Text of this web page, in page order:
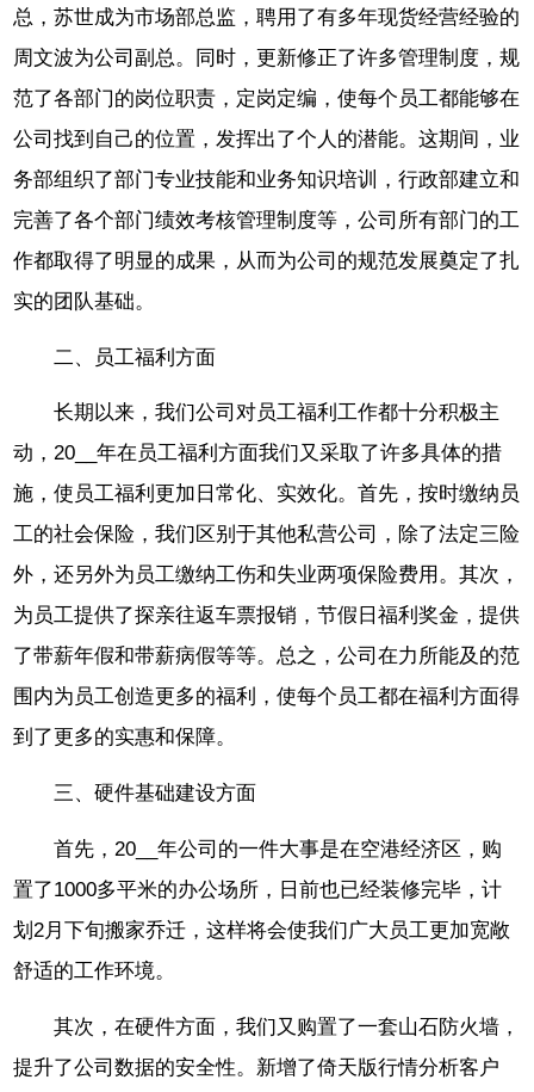
总，苏世成为市场部总监，聘用了有多年现货经营经验的
周文波为公司副总。同时，更新修正了许多管理制度，规
范了各部门的岗位职责，定岗定编，使每个员工都能够在
公司找到自己的位置，发挥出了个人的潜能。这期间，业
务部组织了部门专业技能和业务知识培训，行政部建立和
完善了各个部门绩效考核管理制度等，公司所有部门的工
作都取得了明显的成果，从而为公司的规范发展奠定了扎
实的团队基础。
二、员工福利方面
长期以来，我们公司对员工福利工作都十分积极主
动，20__年在员工福利方面我们又采取了许多具体的措
施，使员工福利更加日常化、实效化。首先，按时缴纳员
工的社会保险，我们区别于其他私营公司，除了法定三险
外，还另外为员工缴纳工伤和失业两项保险费用。其次，
为员工提供了探亲往返车票报销，节假日福利奖金，提供
了带薪年假和带薪病假等等。总之，公司在力所能及的范
围内为员工创造更多的福利，使每个员工都在福利方面得
到了更多的实惠和保障。
三、硬件基础建设方面
首先，20__年公司的一件大事是在空港经济区，购
置了1000多平米的办公场所，日前也已经装修完毕，计
划2月下旬搬家乔迁，这样将会使我们广大员工更加宽敞
舒适的工作环境。
其次，在硬件方面，我们又购置了一套山石防火墙，
提升了公司数据的安全性。新增了倚天版行情分析客户